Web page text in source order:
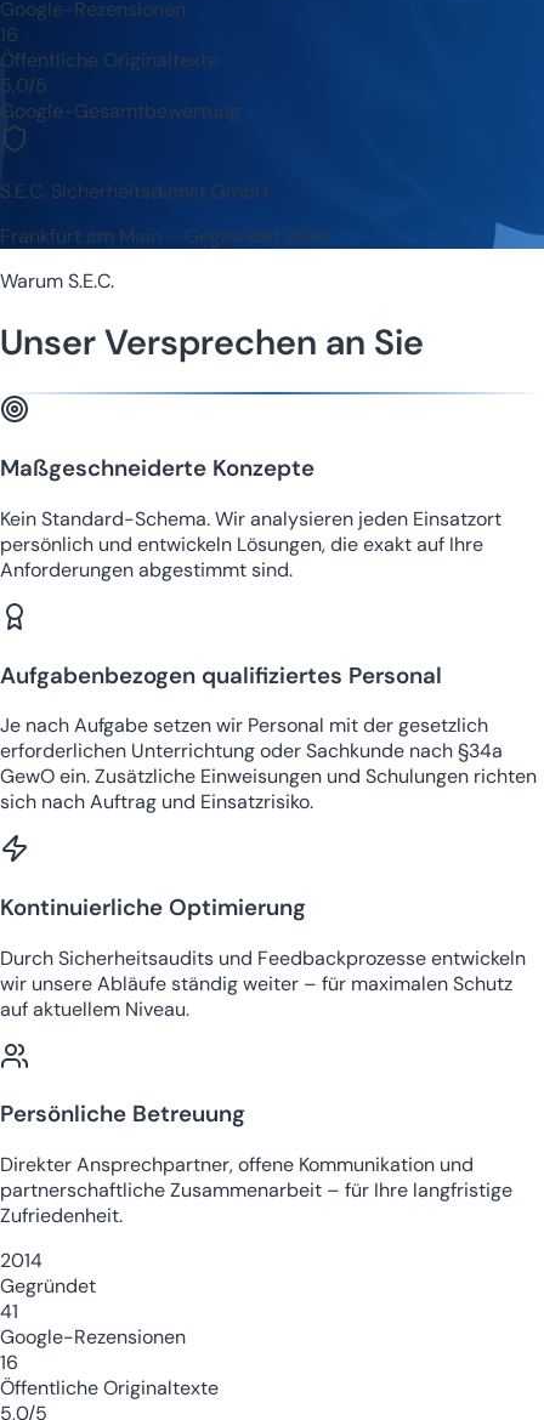
Google-Rezensionen
16
Öffentliche Originaltexte
5,0/5
Google-Gesamtbewertung
S.E.C. Sicherheitsdienst GmbH
Frankfurt am Main – Gegründet 2014
Warum S.E.C.
Unser Versprechen an Sie
Maßgeschneiderte Konzepte
Kein Standard-Schema. Wir analysieren jeden Einsatzort
persönlich und entwickeln Lösungen, die exakt auf Ihre
Anforderungen abgestimmt sind.
Aufgabenbezogen qualifiziertes Personal
Je nach Aufgabe setzen wir Personal mit der gesetzlich
erforderlichen Unterrichtung oder Sachkunde nach §34a
GewO ein. Zusätzliche Einweisungen und Schulungen richten
sich nach Auftrag und Einsatzrisiko.
Kontinuierliche Optimierung
Durch Sicherheitsaudits und Feedbackprozesse entwickeln
wir unsere Abläufe ständig weiter – für maximalen Schutz
auf aktuellem Niveau.
Persönliche Betreuung
Direkter Ansprechpartner, offene Kommunikation und
partnerschaftliche Zusammenarbeit – für Ihre langfristige
Zufriedenheit.
2014
Gegründet
41
Google-Rezensionen
16
Öffentliche Originaltexte
5,0/5